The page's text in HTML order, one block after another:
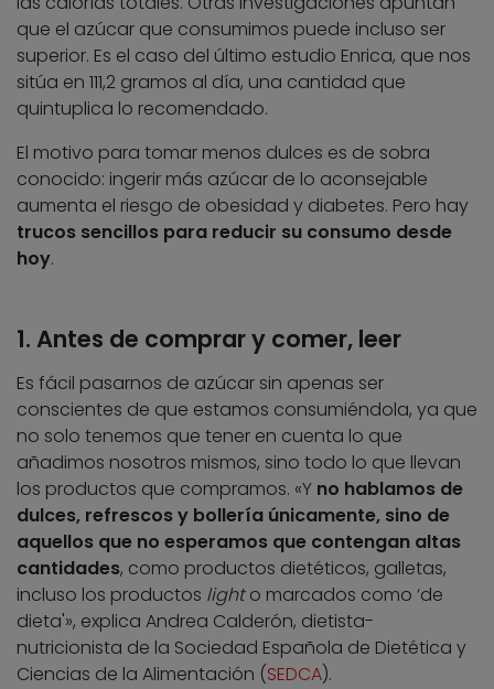
que el azúcar que consumimos puede incluso ser
superior. Es el caso del último estudio Enrica, que nos
sitúa en 111,2 gramos al día, una cantidad que
quintuplica lo recomendado.
El motivo para tomar menos dulces es de sobra
conocido: ingerir más azúcar de lo aconsejable
aumenta el riesgo de obesidad y diabetes. Pero hay
trucos sencillos para reducir su consumo desde
hoy.
1. Antes de comprar y comer, leer
Es fácil pasarnos de azúcar sin apenas ser
conscientes de que estamos consumiéndola, ya que
no solo tenemos que tener en cuenta lo que
añadimos nosotros mismos, sino todo lo que llevan
los productos que compramos. «Y no hablamos de
dulces, refrescos y bollería únicamente, sino de
aquellos que no esperamos que contengan altas
cantidades, como productos dietéticos, galletas,
incluso los productos lighto marcados como ‘de
dieta'», explica Andrea Calderón, dietista-
nutricionista de la Sociedad Española de Dietética y
Ciencias de la Alimentación (SEDCA).